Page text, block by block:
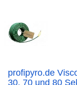
profipyro.de
30, 70 und 80